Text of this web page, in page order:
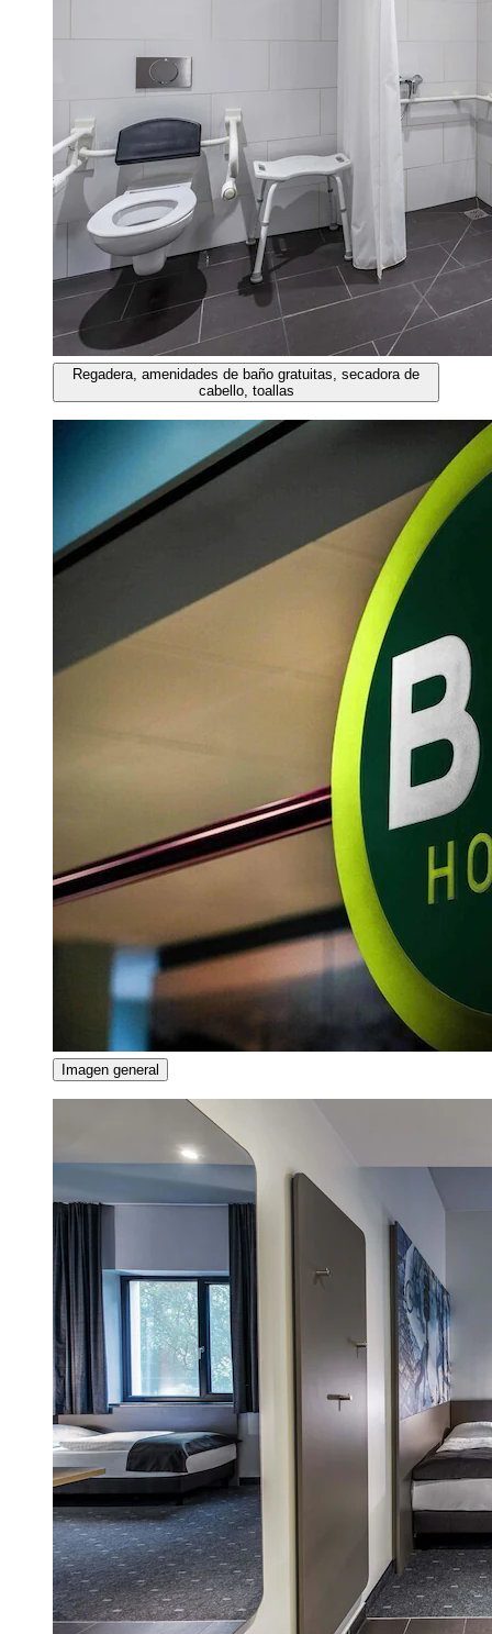
Regadera, amenidades de baño gratuitas, secadora de
cabello, toallas
Imagen general